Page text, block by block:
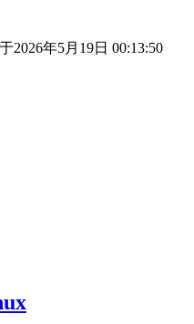
2026年5月19日 00:13:50